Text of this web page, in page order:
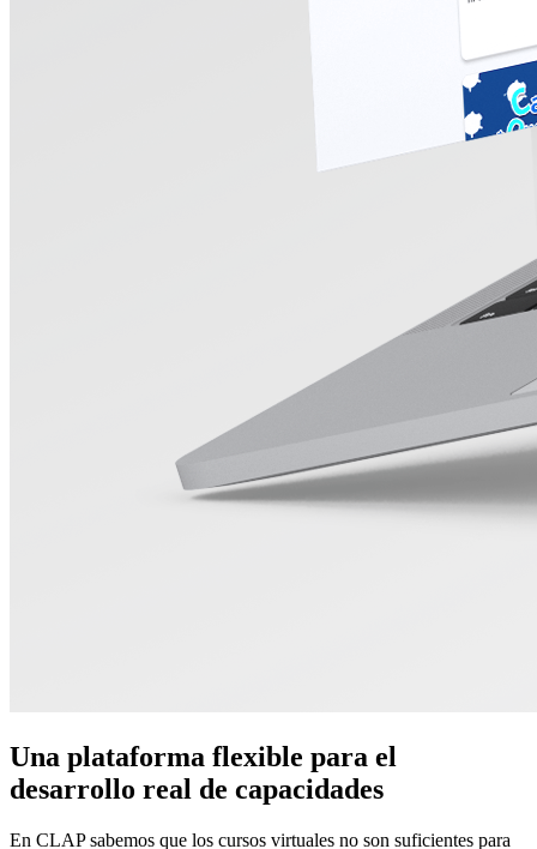
Una plataforma flexible para el
desarrollo real de capacidades
En CLAP sabemos que los cursos virtuales no son suficientes para